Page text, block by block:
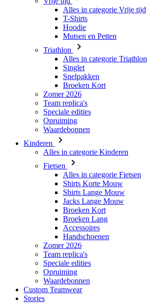
Alles in categorie Vrije tijd
T-Shirts
Hoodie
Mutsen en Petten
Triathlon
Alles in categorie Triathlon
Singlet
Snelpakken
Broeken Kort
Zomer 2026
Team replica's
Speciale edities
Opruiming
Waardebonnen
Kinderen
Alles in categorie Kinderen
Fietsen
Alles in categorie Fietsen
Shirts Korte Mouw
Shirts Lange Mouw
Jacks Lange Mouw
Broeken Kort
Broeken Lang
Accessoires
Handschoenen
Zomer 2026
Team replica's
Speciale edities
Opruiming
Waardebonnen
Custom Teamwear
Stories